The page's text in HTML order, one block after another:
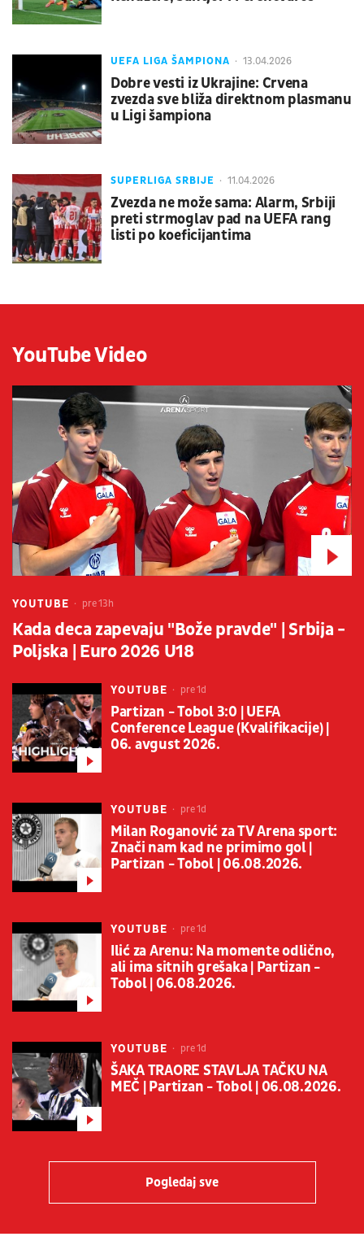
UEFA LIGA ŠAMPIONA 13.04.2026
Dobre vesti iz Ukrajine: Crvena
zvezda sve bliža direktnom plasmanu
u Ligi šampiona
SUPERLIGA SRBIJE 11.04.2026
Zvezda ne može sama: Alarm, Srbiji
preti strmoglav pad na UEFA rang
listi po koeficijantima
YouTube Video
YOUTUBE pre 13h
Kada deca zapevaju "Bože pravde" | Srbija -
Poljska | Euro 2026 U18
YOUTUBE pre 1d
Partizan - Tobol 3:0 | UEFA
Conference League (Kvalifikacije) |
06. avgust 2026.
YOUTUBE pre 1d
Milan Roganović za TV Arena sport:
Znači nam kad ne primimo gol |
Partizan - Tobol | 06.08.2026.
YOUTUBE pre 1d
Ilić za Arenu: Na momente odlično,
ali ima sitnih grešaka | Partizan -
Tobol | 06.08.2026.
YOUTUBE pre 1d
ŠAKA TRAORE STAVLJA TAČKU NA
MEČ | Partizan - Tobol | 06.08.2026.
Pogledaj sve